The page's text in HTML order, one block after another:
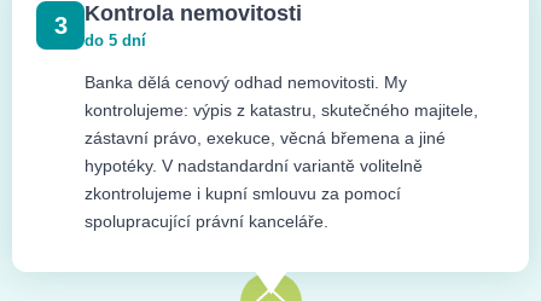
3 Kontrola nemovitosti
do 5 dní
Banka dělá cenový odhad nemovitosti. My
kontrolujeme: výpis z katastru, skutečného majitele,
zástavní právo, exekuce, věcná břemena a jiné
hypotéky. V nadstandardní variantě volitelně
zkontrolujeme i kupní smlouvu za pomocí
spolupracující právní kanceláře.